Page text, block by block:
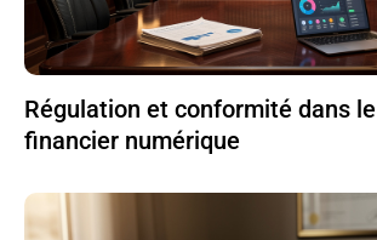
Régulation et conformité dans
financier numérique